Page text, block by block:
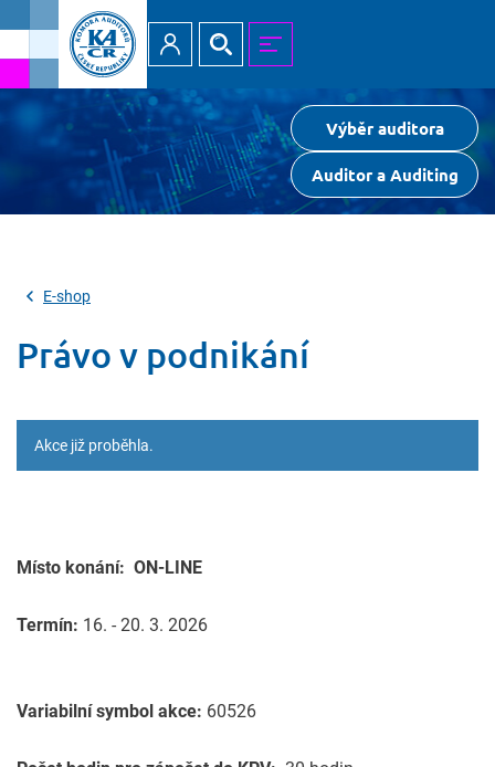
Přihlásit
Výběr auditora
Auditor a Auditing
E-shop
Právo v podnikání
Akce již proběhla.
Místo konání: ON-LINE
Termín: 16. - 20. 3. 2026
Variabilní symbol akce: 60526